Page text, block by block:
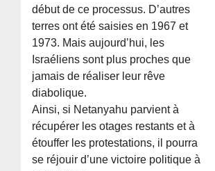
début de ce processus. D’autres
terres ont été saisies en 1967 et
1973. Mais aujourd’hui, les
Israéliens sont plus proches que
jamais de réaliser leur rêve
diabolique.
Ainsi, si Netanyahu parvient à
récupérer les otages restants et à
étouffer les protestations, il pourra
se réjouir d’une victoire politique à